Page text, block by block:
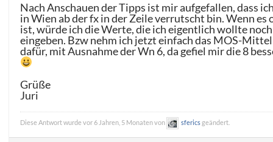
Nach Anschauen der Tipps ist mir aufgefallen, dass
in Wien ab der fx in der Zeile verrutscht bin. Wenn es
ist, würde ich die Werte, die ich eigentlich wollte noch
eingeben. Bzw nehm ich jetzt einfach das MOS-Mittel
dafür, mit Ausnahme der Wn 6, da gefiel mir die 8
Grüße
Juri
Diese Antwort wurde vor 6 Jahren, 5 Monaten von sfericsgeändert.